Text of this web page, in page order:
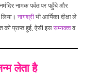
नामक पर्वत पर पहुँचे और
लिया।नागश्रीभी आर्यिका दीक्षा ले
प्राप्त हुई, ऐसी इससम्यक्त्वव
लेता है